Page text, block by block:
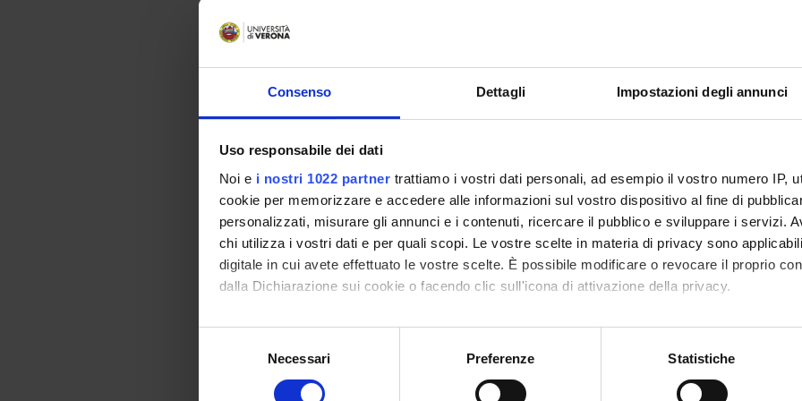
Consenso Dettagli Impostazioni degli annunci
Uso responsabile dei dati
Noi e i nostri 1022 partner trattiamo i vostri dati personali, ad esempio il vostro numero IP,
cookie per memorizzare e accedere alle informazioni sul vostro dispositivo al fine di
personalizzati, misurare gli annunci e i contenuti, ricercare il pubblico e sviluppare i servizi.
chi utilizza i vostri dati e per quali scopi. Le vostre scelte in materia di privacy sono
digitale in cui avete effettuato le vostre scelte. È possibile modificare o revocare il proprio
dalla Dichiarazione sui cookie o facendo clic sull'icona di attivazione della privacy.
Con il tuo consenso, vorremmo anche:
raccogliere informazioni sulla tua posizione geografica, con un'approssimazione di
digitali).
Necessari Preferenze Statistiche
Centro Linguistico di Ateneo - Lingua inglese
Referente di Dipartimento nel Comitato di Programmazione del
Centro Linguistico di Ateneo - Lingua spagnola
Elisa
Referente per l’Assicurazione della Qualità del Corso di laurea
in Lingue e Letterature per l’editoria e i media digitali